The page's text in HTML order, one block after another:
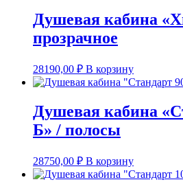
Душевая кабина
прозрачное
28190,00 ₽ В корзину
Душевая кабина
Б» / полосы
28750,00 ₽ В корзину